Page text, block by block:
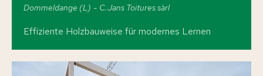
Dommeldange (L) C.Jans Toitures sàrl
Effiziente Holzbauweise für modernes Lernen